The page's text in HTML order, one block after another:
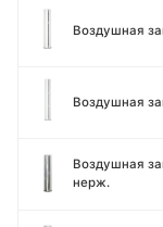
Воздушная
Воздушная
Воздушная
нерж.